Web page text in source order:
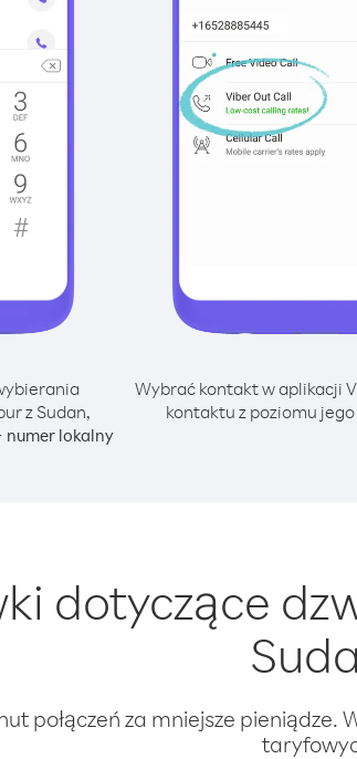
z Sudan,
numer lokalny
Wybrać kontakt w aplikacji
kontaktu z poziomu
dotyczące
połączeń za mniejsze